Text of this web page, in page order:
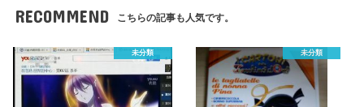
RECOMMEND こちらの記事も人気です。
未分類 未分類